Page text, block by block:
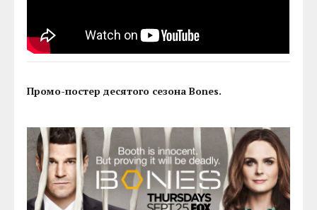
Промо-постер десятого сезона Bones.